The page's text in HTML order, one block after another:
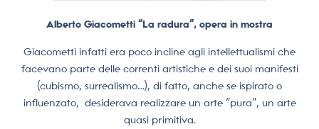
Alberto Giacometti “La radura”, opera in mostra
Giacometti infatti era poco incline agli intellettualismi che
facevano parte delle correnti artistiche e dei suoi manifesti
(cubismo, surrealismo…), di fatto, anche se ispirato o
influenzato, desiderava realizzare un arte “pura”, un arte
quasi primitiva.